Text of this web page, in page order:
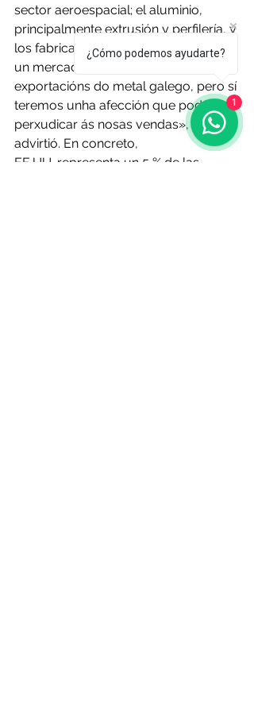
sector aeroespacial; el aluminio,
principalmente extrusión y perfilería, y
los fabricantes de maquinaria. «Non é
un mercado protagonista nas
exportacións do metal galego, pero sí
teremos unha afección que pode
perxudicar ás nosas vendas»,
advirtió. En concreto,
EE.UU. representa un 5 % de las
¿Cómo podemos ayudarte?
1